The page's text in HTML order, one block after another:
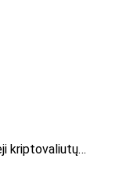
kriptovaliutų…